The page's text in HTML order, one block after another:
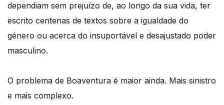
dependiam sem prejuízo de, ao longo da sua vida, ter
escrito centenas de textos sobre a igualdade do
género ou acerca do insuportável e desajustado poder
masculino.
O problema de Boaventura é maior ainda. Mais sinistro
e mais complexo.